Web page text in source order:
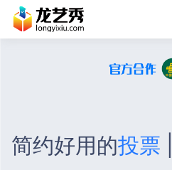
APP下载
简约好用的投票